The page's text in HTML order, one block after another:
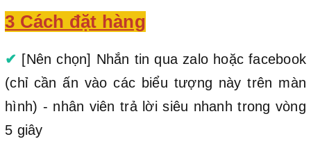
3 Cách đặt hàng
✔ [Nên chọn] Nhắn tin qua zalo hoặc facebook
(chỉ cần ấn vào các biểu tượng này trên màn
hình) - nhân viên trả lời siêu nhanh trong vòng
5 giây